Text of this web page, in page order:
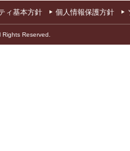
ィ基本方針 個人情報保護方針
Reserved.